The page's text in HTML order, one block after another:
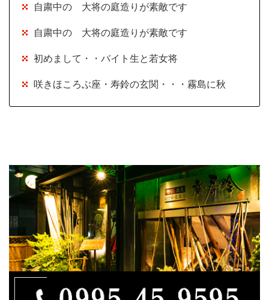
自粛中の 大将の庭造りが素敵です
自粛中の 大将の庭造りが素敵です
初めまして・・バイト生と若女将
咲きほころぶ座・寿鈴の玄関・・・霧島に秋